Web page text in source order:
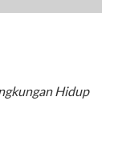
Hidup